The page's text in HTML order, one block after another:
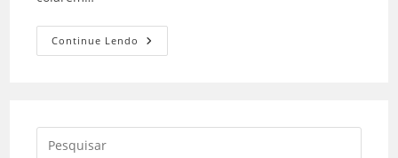
Continue Lendo